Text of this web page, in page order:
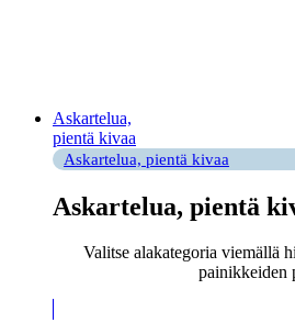
Askartelua,
pientä kivaa
Askartelua, pientä kivaa
Askartelua, pientä
Valitse alakategoria viemällä
painikkeiden